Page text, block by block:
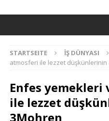
STARTSEITE İŞ DÜNYASI
atmosferi ile lezzet düşkünlerinin
Enfes yemekleri
ile lezzet
3Mohren